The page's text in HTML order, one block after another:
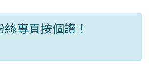
專頁按個讚！